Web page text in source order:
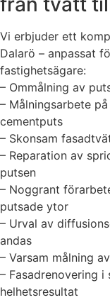
Vi erbjuder ett
Dalarö – anpassat
fastighetsägare:
– Ommålning av
– Målningsarbete
cementputs
– Skonsam
– Reparation av
putsen
– Noggrant
putsade ytor
– Urval av
andas
– Varsam målning
– Fasadrenovering
helhetsresultat